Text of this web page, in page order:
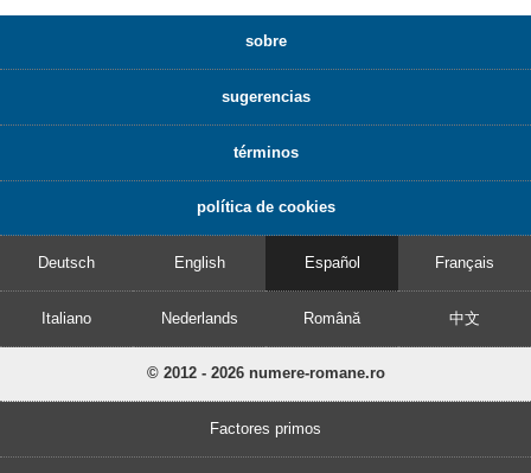
sobre
sugerencias
términos
política de cookies
Deutsch English Español Français
Italiano Nederlands Română 中文
© 2012 - 2026 numere-romane.ro
Factores primos